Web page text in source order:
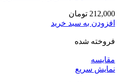
212,000 تومان
افزودن به سبد خرید
فروخته شده
مقايسه
نمایش سریع